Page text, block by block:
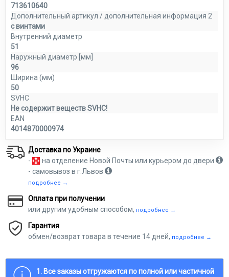
713610640
Дополнительный артикул / дополнительная информация 2
с винтами
Внутренний диаметр
51
Наружный диаметр [мм]
96
Ширина (мм)
50
SVHC
Не содержит веществ SVHC!
EAN
4014870000974
Доставка по Украине
-
на отделение Новой Почты или курьером до двери
- самовывоз в г.Львов
подробнее →
Оплата при получении
или другим удобным способом, подробнее →
Гарантия
обмен/возврат товара в течение 14 дней, подробнее →
1. Все заказы отгружаются по полной или частичной